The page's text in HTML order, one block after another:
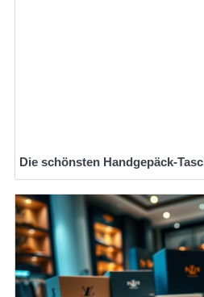
Die schönsten Handgepäck-